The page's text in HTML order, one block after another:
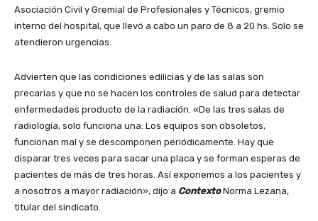
Asociación Civil y Gremial de Profesionales y Técnicos, gremio
interno del hospital, que llevó a cabo un paro de 8 a 20 hs. Solo se
atendieron urgencias.
Advierten que las condiciones edilicias y de las salas son
precarias y que no se hacen los controles de salud para detectar
enfermedades producto de la radiación. «De las tres salas de
radiología, solo funciona una. Los equipos son obsoletos,
funcionan mal y se descomponen periódicamente. Hay que
disparar tres veces para sacar una placa y se forman esperas de
pacientes de más de tres horas. Así exponemos a los pacientes y
a nosotros a mayor radiación», dijo a ContextoNorma Lezana,
titular del sindicato.